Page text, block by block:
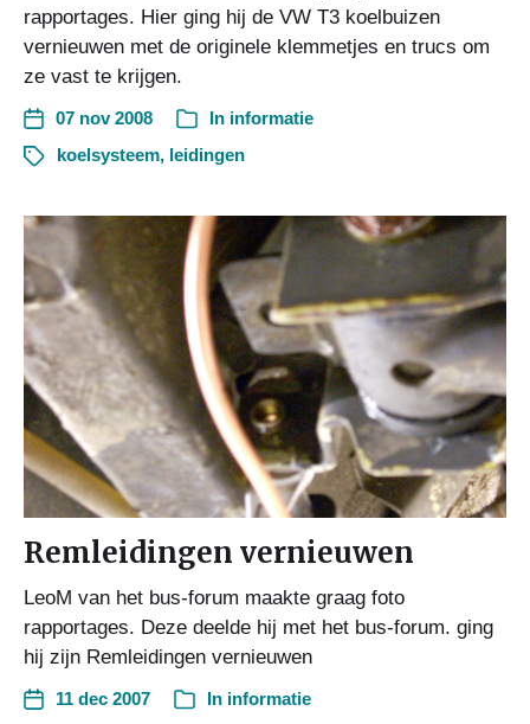
rapportages. Hier ging hij de VW T3 koelbuizen
vernieuwen met de originele klemmetjes en trucs om
ze vast te krijgen.
07 nov 2008 In informatie
koelsysteem, leidingen
Remleidingen vernieuwen
LeoM van het bus-forum maakte graag foto
rapportages. Deze deelde hij met het bus-forum. ging
hij zijn Remleidingen vernieuwen
11 dec 2007 In informatie